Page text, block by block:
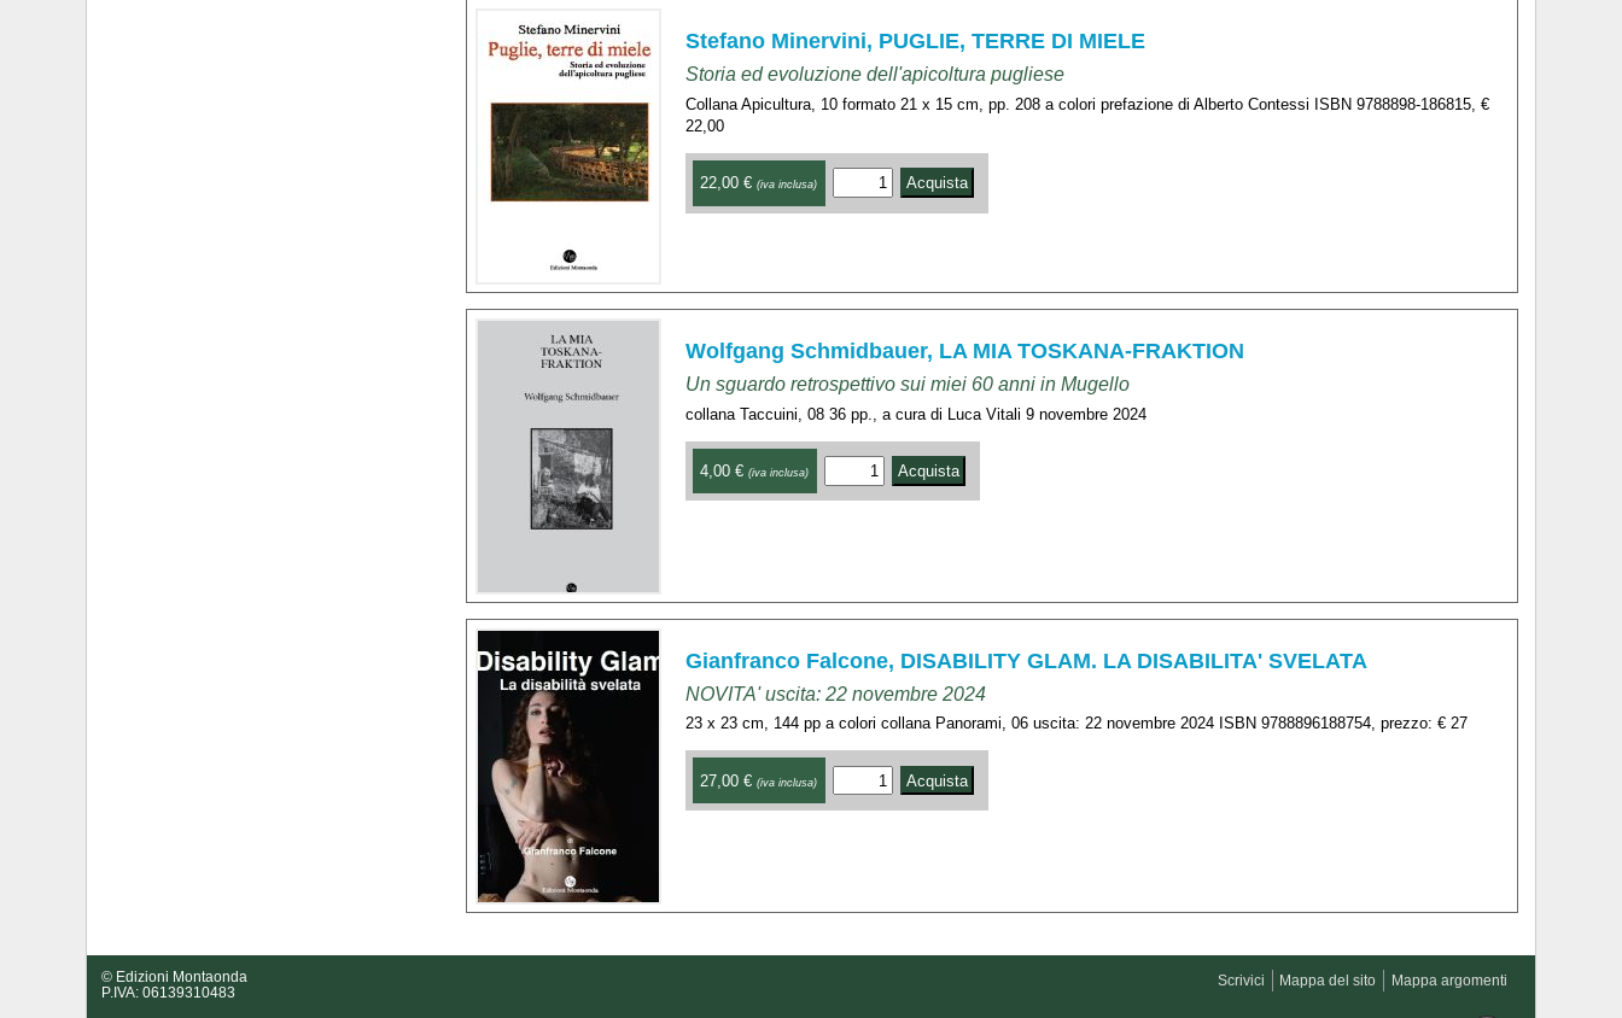
Stefano Minervini, PUGLIE, TERRE DI MIELE
Storia ed evoluzione dell'apicoltura pugliese
Collana Apicultura, 10 formato 21 x 15 cm, pp. 208 a colori prefazione di Alberto Contessi ISBN 9788898-186815, €
22,00
22,00 € (iva inclusa)
Wolfgang Schmidbauer, LA MIA TOSKANA-FRAKTION
Un sguardo retrospettivo sui miei 60 anni in Mugello
collana Taccuini, 08 36 pp., a cura di Luca Vitali 9 novembre 2024
4,00 € (iva inclusa)
Gianfranco Falcone, DISABILITY GLAM. LA DISABILITA' SVELATA
NOVITA' uscita: 22 novembre 2024
23 x 23 cm, 144 pp a colori collana Panorami, 06 uscita: 22 novembre 2024 ISBN 9788896188754, prezzo: € 27
27,00 € (iva inclusa)
© Edizioni Montaonda
P.IVA: 06139310483
Scrivici Mappa del sito Mappa argomenti